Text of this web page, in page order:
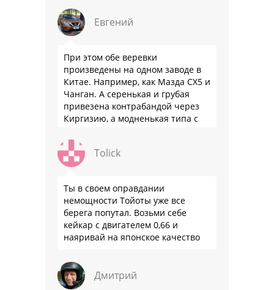
Евгений
При этом обе веревки
произведены на одном заводе в
Китае. Например, как Мазда СХ5 и
Чанган. А серенькая и грубая
привезена контрабандой через
Киргизию, а модненькая типа с
Tolick
Ты в своем оправдании
немощности Тойоты уже все
берега попутал. Возьми себе
кейкар с двигателем 0,66 и
наяривай на японское качество
Дмитрий